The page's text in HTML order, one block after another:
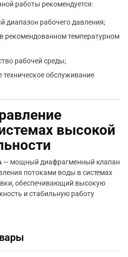
работы рекомендуется:
диапазон рабочего давления;
рекомендованном температурном
рабочей среды;
техническое обслуживание
высокой
— мощный диафрагменный клапан
потоками воды в системах
обеспечивающий высокую
и стабильную работу